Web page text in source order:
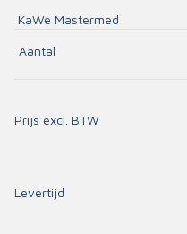
KaWe Mastermed
Aantal
Prijs excl. BTW
Levertijd